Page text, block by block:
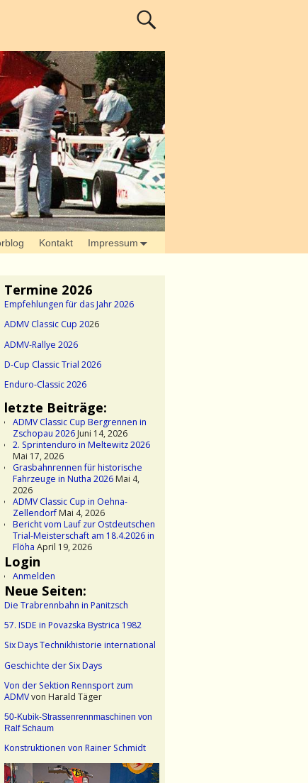
Kontakt Impressum
Termine 2026
Empfehlungen für das Jahr 2026
ADMV Classic Cup 2026
ADMV-Rallye 2026
D-Cup Classic Trial 2026
Enduro-Classic 2026
letzte Beiträge:
ADMV Classic Cup Bergrennen in
Zschopau 2026Juni 14, 2026
2. Sprintenduro in Meltewitz 2026
Mai 17, 2026
Grasbahnrennen für historische
Fahrzeuge in Nutha 2026Mai 4,
2026
ADMV Classic Cup in Oehna-
ZellendorfMai 4, 2026
Bericht vom Lauf zur Ostdeutschen
Trial-Meisterschaft am 18.4.2026 in
Flöha April 19, 2026
Login
Anmelden
Neue Seiten:
Die Trabrennbahn in Panitzsch
57. ISDE in Povazska Bystrica 1982
Six Days Technikhistorie international
Geschichte der Six Days
Von der Sektion Rennsport zum
ADMVvon Harald Täger
50-Kubik-Strassenrennmaschinen von
Ralf Schaum
Konstruktionen von Rainer Schmidt